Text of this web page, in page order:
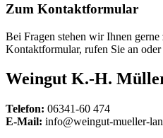
Zum Kontaktformular
Bei Fragen stehen wir Ihnen
Kontaktformular, rufen Sie an oder
Weingut K.-H.
Telefon: 06341-60 474
E-Mail: info@weingut-mueller-